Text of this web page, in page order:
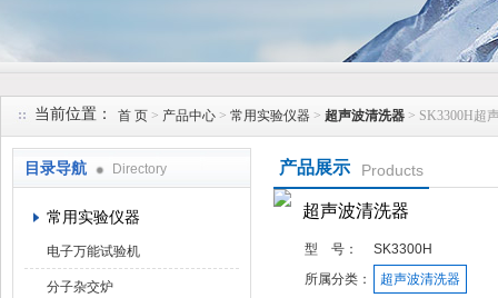
当前位置： 首 页 > 产品中心 > 常用实验仪器 > 超声波清洗器 > SK3300H超
目录导航 Directory
常用实验仪器
电子万能试验机
分子杂交炉
产品展示 Products
超声波清洗器
型 号：
SK3300H
所属分类：
超声波清洗器